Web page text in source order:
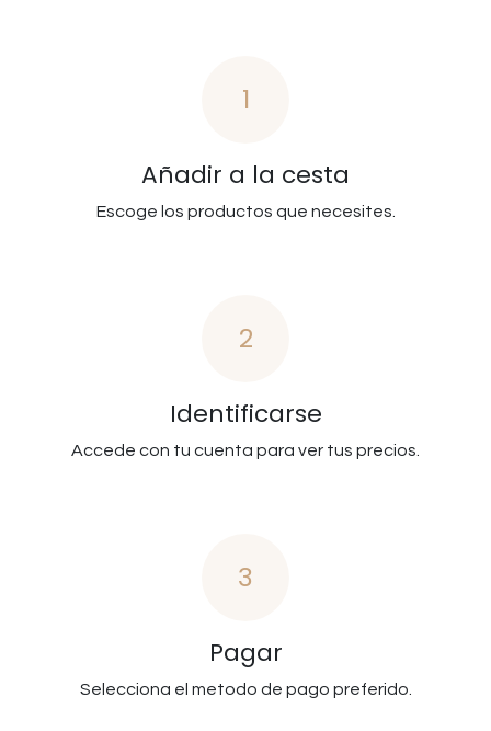
1
Añadir a la cesta
Escoge los productos que necesites.
2
Identificarse
Accede con tu cuenta para ver tus precios.
3
Pagar
Selecciona el metodo de pago preferido.